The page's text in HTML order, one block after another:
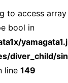
to access
bool in
diver_child/
line149